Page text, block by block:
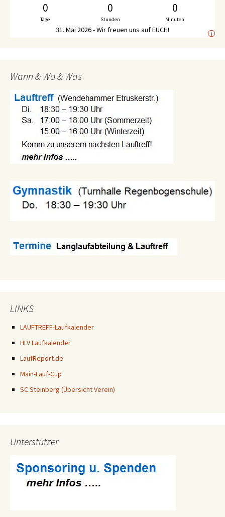
0
Tage
0
Stunden
0
Minuten
31. Mai 2026 - Wir freuen uns auf EUCH! i
Wann & Wo & Was
LINKS
LAUFTREFF-Laufkalender
HLV Laufkalender
LaufReport.de
Main-Lauf-Cup
SC Steinberg (Übersicht Verein)
Unterstützer